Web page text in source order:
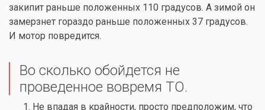
закипит раньше положенных 110 градусов. А зимой он
замерзнет гораздо раньше положенных 37 градусов.
И мотор повредится.
Во сколько обойдется не
проведенное вовремя ТО.
Не впадая в крайности, просто предположим, что